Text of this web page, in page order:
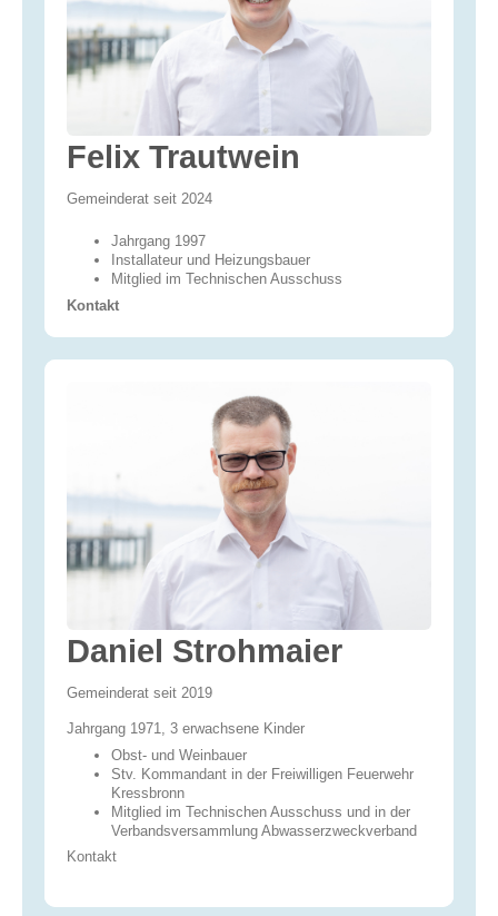
Felix Trautwein
Gemeinderat seit 2024
Jahrgang 1997
Installateur und Heizungs­bauer
Mitglied im Technischen Ausschuss
Kontakt
Daniel Strohmaier
Gemeinderat seit 2019
Jahrgang 1971, 3 erwachsene Kinder
Obst- und Weinbauer
Stv. Kommandant in der Freiwilligen Feuerwehr
Kressbronn
Mitglied im Technischen Ausschuss und in der
Verbandsversammlung Abwasserzweckverband
Kontakt